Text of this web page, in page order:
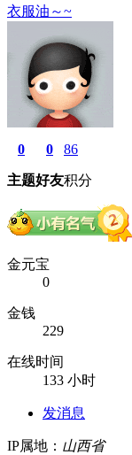
衣服油～~
0
主题
0
好友
86
积分
金元宝
0
金钱
229
在线时间
133 小时
发消息
IP属地： 山西省